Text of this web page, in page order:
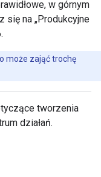
w górnym
się na „Produkcyjne
może zająć trochę
tworzenia
działań.